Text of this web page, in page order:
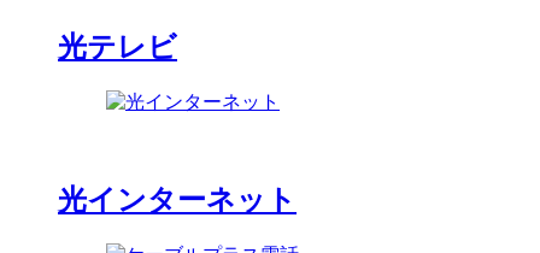
光テレビ
光インターネット